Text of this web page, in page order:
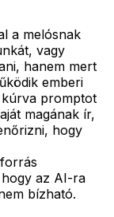
a melósnak
vagy
hanem mert
emberi
promptot
magának ír,
hogy
az AI-ra
bízható.